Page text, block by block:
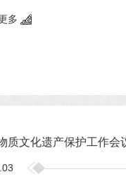
多
质文化遗产保护工作会